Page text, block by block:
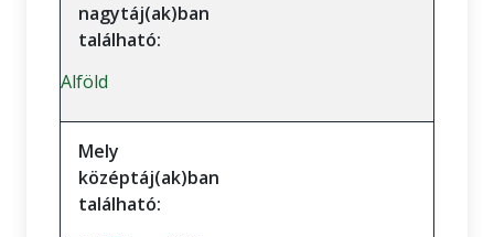
nagytáj(ak)ban
található:
Alföld
Mely
középtáj(ak)ban
található: